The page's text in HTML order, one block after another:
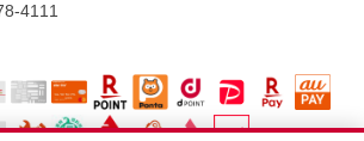
4111